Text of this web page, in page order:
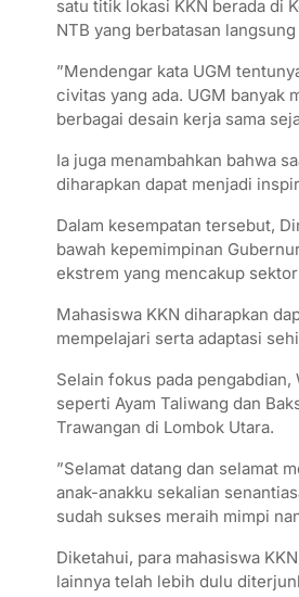
satu titik lokasi KKN berada di
NTB yang berbatasan
​”Mendengar kata UGM
civitas yang ada. UGM banyak
berbagai desain kerja sama
​Ia juga menambahkan bahwa
diharapkan dapat menjadi
​Dalam kesempatan tersebut,
bawah kepemimpinan
ekstrem yang mencakup
Mahasiswa KKN diharapkan
mempelajari serta adaptasi
​Selain fokus pada
seperti Ayam Taliwang dan
Trawangan di Lombok Utara.
​”Selamat datang dan selamat
anak-anakku sekalian
sudah sukses meraih mimpi
​Diketahui, para mahasiswa
lainnya telah lebih dulu